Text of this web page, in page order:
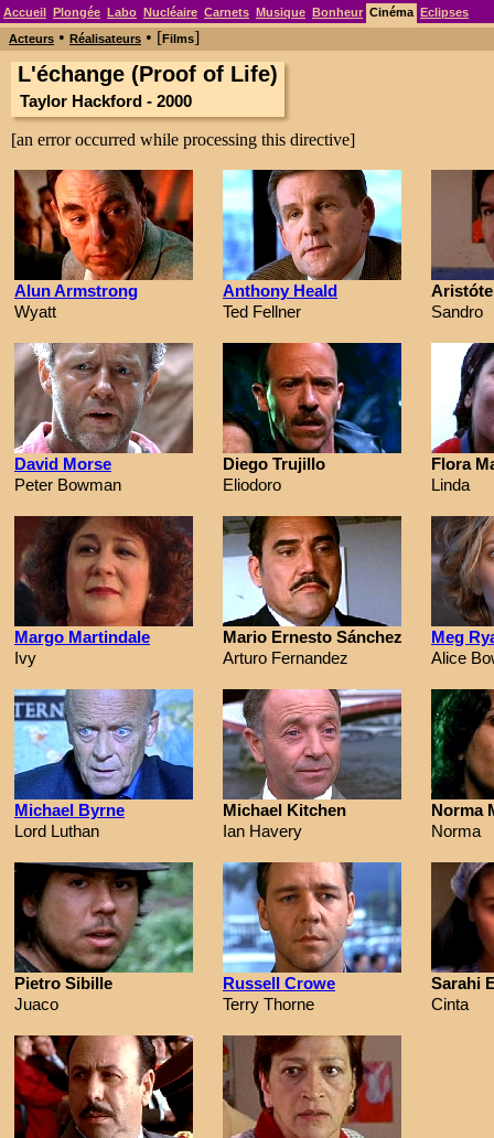
Accueil Plongée Labo Nucléaire Carnets Musique Bonheur Cinéma Eclipses
Acteurs • Réalisateurs • [Films]
L'échange (Proof of Life)
Taylor Hackford - 2000
[an error occurred while processing this directive]
Alun Armstrong
Wyatt
Anthony Heald
Ted Fellner
Sandro
David Morse
Peter Bowman
Diego Trujillo
Eliodoro
Flora
Linda
Margo Martindale
Ivy
Mario Ernesto Sánchez
Arturo Fernandez
Meg
Alice
Michael Byrne
Lord Luthan
Michael Kitchen
Ian Havery
Norma
Norma
Pietro Sibille
Juaco
Russell Crowe
Terry Thorne
Sarahi
Cinta